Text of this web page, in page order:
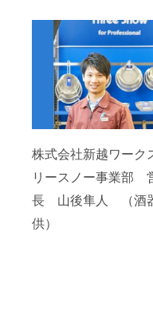
株式会社新越ワー
リースノー事業部
長 山後隼人 （酒
供）